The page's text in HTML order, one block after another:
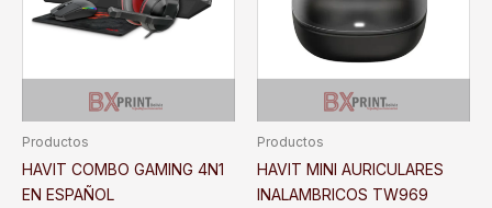
Productos
HAVIT COMBO GAMING 4N1
EN ESPAÑOL
Productos
HAVIT MINI AURICULARES
INALAMBRICOS TW969